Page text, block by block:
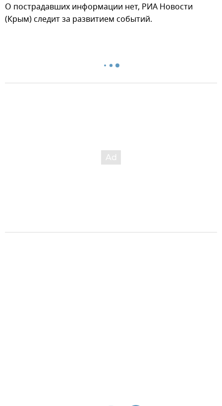
О пострадавших информации нет, РИА Новости
(Крым) следит за развитием событий.